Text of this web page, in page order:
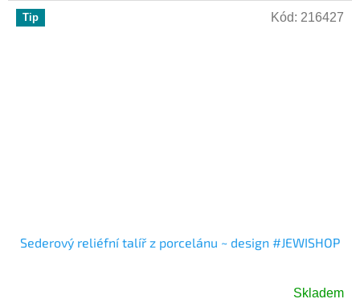
Tip
Sederový reliéfní talíř z porcelánu ~ design #JEWISHOP
Skladem
Kód: 216427